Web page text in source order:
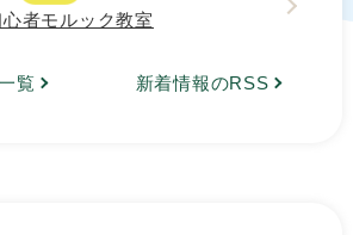
心者モルック教室
覧 新着情報のRSS